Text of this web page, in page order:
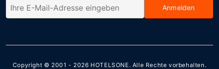
Anmelden
Copyright © 2001 - 2026 HOTELSONE. Alle Rechte vorbehalten.